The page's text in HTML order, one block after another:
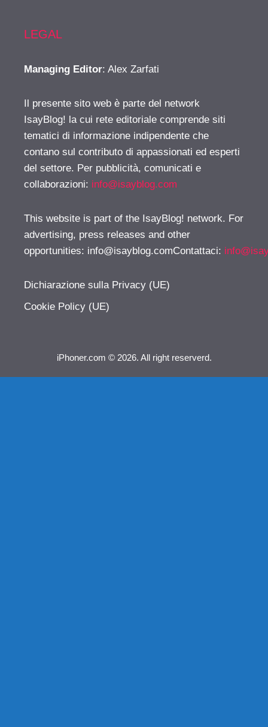
LEGAL
Managing Editor: Alex Zarfati
Il presente sito web è parte del network
IsayBlog! la cui rete editoriale comprende siti
tematici di informazione indipendente che
contano sul contributo di appassionati ed esperti
del settore. Per pubblicità, comunicati e
collaborazioni: info@isayblog.com
This website is part of the IsayBlog! network. For
advertising, press releases and other
opportunities: info@isayblog.comContattaci:
Dichiarazione sulla Privacy (UE)
Cookie Policy (UE)
iPhoner.com © 2026. All right reserverd.